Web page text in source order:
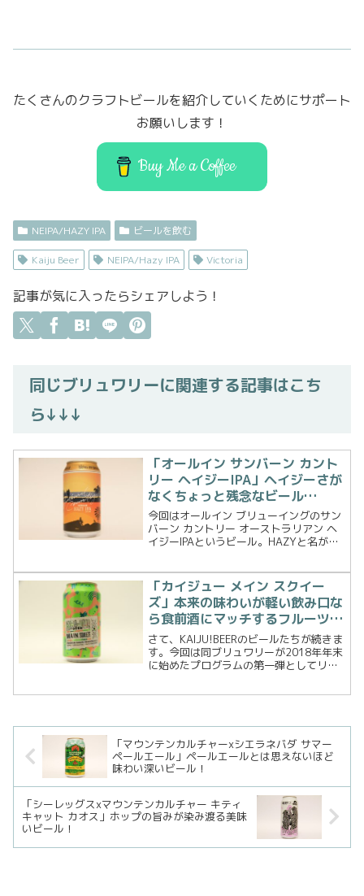
e
b
o
t
er
o
o
n
l
たくさんのクラフトビールを紹介していくためにサポート
お願いします！
Buy Me a Coffee
NEIPA/HAZY IPA ビールを飲む
Kaiju Beer NEIPA/Hazy IPA Victoria
記事が気に入ったらシェアしよう！
同じブリュワリーに関連する記事はこち
ら↓↓↓
「オールイン サンバーン カント
リー ヘイジーIPA」ヘイジーさが
なくちょっと残念なビール…
今回はオールイン ブリューイングのサン
バーン カントリー オーストラリアン ヘ
イジーIPAというビール。HAZYと名がつ
BREWING Co. ; SUNBURNT ...
「カイジュー メイン スクイー
ズ」本来の味わいが軽い飲み口な
ら食前酒にマッチするフルーツビ
ール
さて、KAIJU!BEERのビールたちが続きま
す。今回は同ブリュワリーが2018年年末
に始めたプログラムの第一弾としてリリ
「マウンテンカルチャーxシエラネバダ サマー
ペールエール」ペールエールとは思えないほど
味わい深いビール！
「シーレッグスxマウンテンカルチャー キティ
キャット カオス」ホップの旨みが染み渡る美味
いビール！